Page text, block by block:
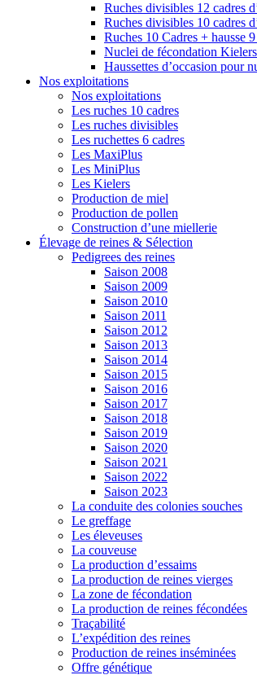
Ruches divisibles 12 cadres
Ruches divisibles 10 cadres
Ruches 10 Cadres + hausse
Nuclei de fécondation Kielers
Haussettes d’occasion pour
Nos exploitations
Nos exploitations
Les ruches 10 cadres
Les ruches divisibles
Les ruchettes 6 cadres
Les MaxiPlus
Les MiniPlus
Les Kielers
Production de miel
Production de pollen
Construction d’une miellerie
Élevage de reines & Sélection
Pedigrees des reines
Saison 2008
Saison 2009
Saison 2010
Saison 2011
Saison 2012
Saison 2013
Saison 2014
Saison 2015
Saison 2016
Saison 2017
Saison 2018
Saison 2019
Saison 2020
Saison 2021
Saison 2022
Saison 2023
La conduite des colonies souches
Le greffage
Les éleveuses
La couveuse
La production d’essaims
La production de reines vierges
La zone de fécondation
La production de reines fécondées
Traçabilité
L’expédition des reines
Production de reines inséminées
Offre génétique